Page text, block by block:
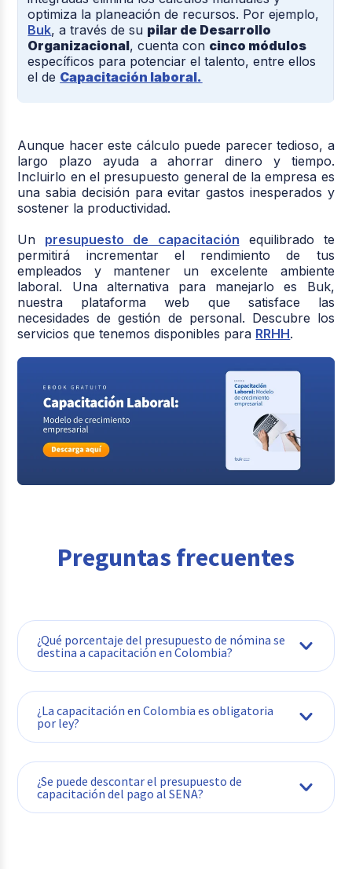
optimiza la planeación de recursos. Por ejemplo,
Buk, a través de su pilar de Desarrollo
Organizacional, cuenta con cinco módulos
específicos para potenciar el talento, entre ellos
el de Capacitación laboral.
costo para una empresa, el cualse puede
consultar dando clic aquí.
Aunque hacer este cálculo puede parecer tedioso, a
largo plazo ayuda a ahorrar dinero y tiempo.
Incluirlo en el presupuesto general de la empresa es
una sabia decisión para evitar gastos inesperados y
sostener la productividad.
Un presupuesto de capacitación
equilibrado te
permitirá incrementar el rendimiento de tus
empleados y mantener un excelente ambiente
laboral. Una alternativa para manejarlo es Buk,
nuestra plataforma web que satisface las
necesidades de gestión de personal. Descubre los
servicios que tenemos disponibles para RRHH.
Preguntas frecuentes
¿Qué porcentaje del presupuesto de nómina se
destina a capacitación en Colombia?
estudio de la Fundación Universitaria del
Área Andina y Trabajando.com
¿La capacitación en Colombia es obligatoria
por ley?
¿Se puede descontar el presupuesto de
capacitación del pago al SENA?